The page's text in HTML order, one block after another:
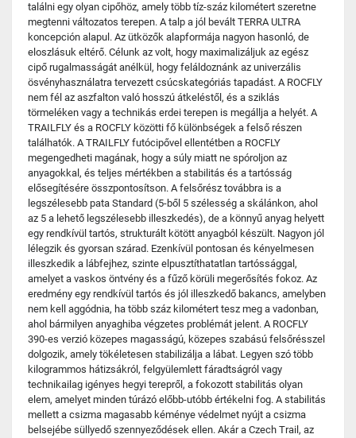
találni egy olyan cipőhöz, amely több tíz-száz kilométert szeretne
megtenni változatos terepen. A talp a jól bevált TERRA ULTRA
koncepción alapul. Az ütközők alapformája nagyon hasonló, de
eloszlásuk eltérő. Célunk az volt, hogy maximalizáljuk az egész
cipő rugalmasságát anélkül, hogy feláldoznánk az univerzális
ösvényhasználatra tervezett csúcskategóriás tapadást. A ROCFLY
nem fél az aszfalton való hosszú átkeléstől, és a sziklás
törmeléken vagy a technikás erdei terepen is megállja a helyét. A
TRAILFLY és a ROCFLY közötti fő különbségek a felső részen
találhatók. A TRAILFLY futócipővel ellentétben a ROCFLY
megengedheti magának, hogy a súly miatt ne spóroljon az
anyagokkal, és teljes mértékben a stabilitás és a tartósság
elősegítésére összpontosítson. A felsőrész továbbra is a
legszélesebb pata Standard (5-ből 5 szélesség a skálánkon, ahol
az 5 a lehető legszélesebb illeszkedés), de a könnyű anyag helyett
egy rendkívül tartós, strukturált kötött anyagból készült. Nagyon jól
lélegzik és gyorsan szárad. Ezenkívül pontosan és kényelmesen
illeszkedik a lábfejhez, szinte elpusztíthatatlan tartóssággal,
amelyet a vaskos öntvény és a fűző körüli megerősítés fokoz. Az
eredmény egy rendkívül tartós és jól illeszkedő bakancs, amelyben
nem kell aggódnia, ha több száz kilométert tesz meg a vadonban,
ahol bármilyen anyaghiba végzetes problémát jelent. A ROCFLY
390-es verzió közepes magasságú, közepes szabású felsőrésszel
dolgozik, amely tökéletesen stabilizálja a lábat. Legyen szó több
kilogrammos hátizsákról, felgyülemlett fáradtságról vagy
technikailag igényes hegyi terepről, a fokozott stabilitás olyan
elem, amelyet minden túrázó előbb-utóbb értékelni fog. A stabilitás
mellett a csizma magasabb kéménye védelmet nyújt a csizma
belsejébe süllyedő szennyeződések ellen. Akár a Czech Trail, az